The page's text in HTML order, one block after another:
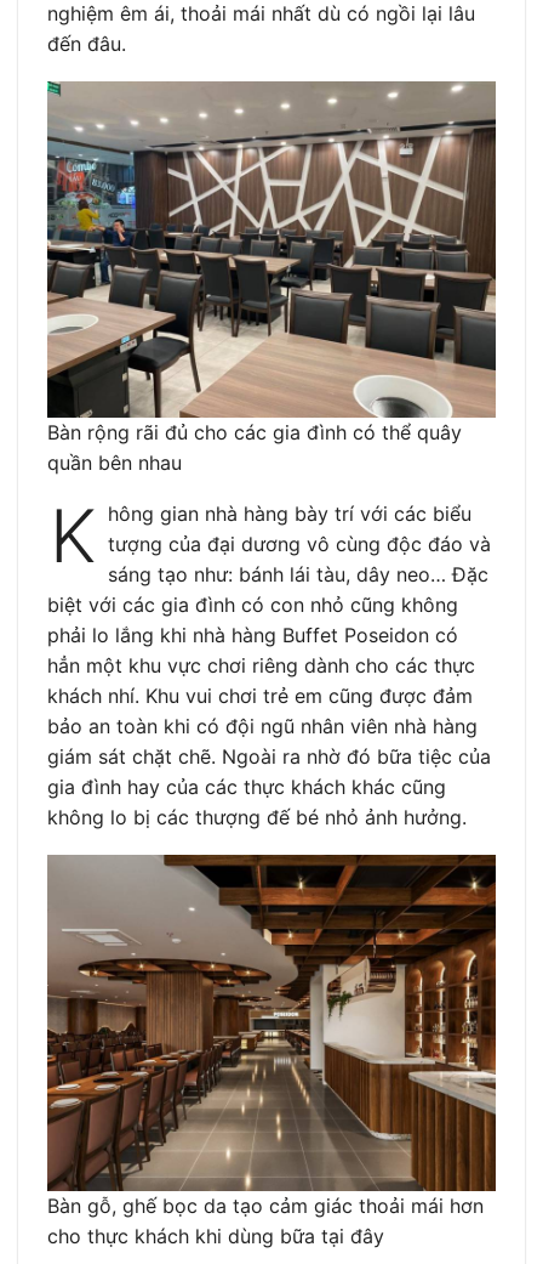
nghiệm êm ái, thoải mái nhất dù có ngồi lại lâu
đến đâu.
Bàn rộng rãi đủ cho các gia đình có thể quây
quần bên nhau
K hông gian nhà hàng bày trí với các biểu
tượng của đại dương vô cùng độc đáo và
sáng tạo như: bánh lái tàu, dây neo… Đặc
biệt với các gia đình có con nhỏ cũng không
phải lo lắng khi nhà hàng Buffet Poseidon có
hẳn một khu vực chơi riêng dành cho các thực
khách nhí. Khu vui chơi trẻ em cũng được đảm
bảo an toàn khi có đội ngũ nhân viên nhà hàng
giám sát chặt chẽ. Ngoài ra nhờ đó bữa tiệc của
gia đình hay của các thực khách khác cũng
không lo bị các thượng đế bé nhỏ ảnh hưởng.
Bàn gỗ, ghế bọc da tạo cảm giác thoải mái hơn
cho thực khách khi dùng bữa tại đây